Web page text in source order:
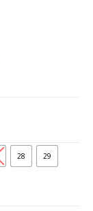
28 29